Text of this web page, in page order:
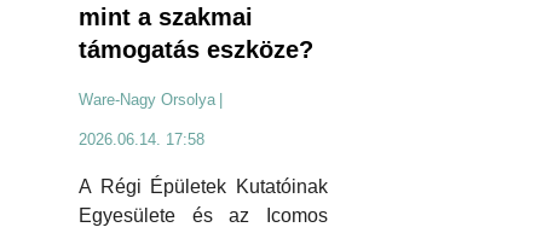
mint a szakmai
támogatás eszköze?
Ware-Nagy Orsolya
2026.06.14. 17:58
A Régi Épületek Kutatóinak
Egyesülete és az Icomos